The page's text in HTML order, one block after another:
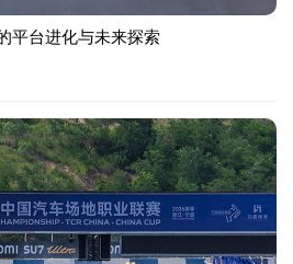
平台进化与未来探索